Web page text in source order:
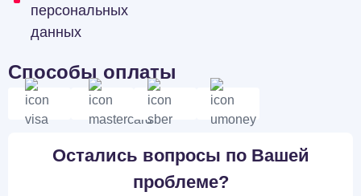
персональных
данных
Способы оплаты
Остались вопросы по Вашей
проблеме?